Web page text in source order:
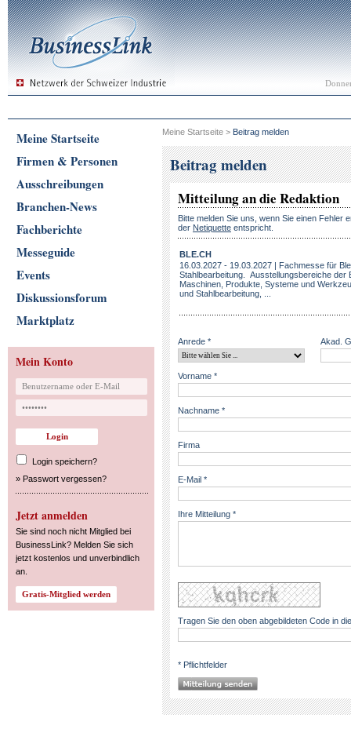
Meine Startseite
Firmen & Personen
Ausschreibungen
Branchen-News
Fachberichte
Messeguide
Events
Diskussionsforum
Marktplatz
Mein Konto
Login speichern?
» Passwort vergessen?
Jetzt anmelden
Sie sind noch nicht Mitglied bei
BusinessLink? Melden Sie sich
jetzt kostenlos und unverbindlich
an.
Meine Startseite > Beitrag melden
Beitrag melden
Mitteilung an die Redaktion
Bitte melden Sie uns, wenn Sie einen Fehler
der Netiquette entspricht.
BLE.CH
16.03.2027 - 19.03.2027 | Fachmesse für
Stahlbearbeitung. Ausstellungsbereiche der
Maschinen, Produkte, Systeme und
und Stahlbearbeitung, ...
Anrede * Akad.
Vorname *
Nachname *
Firma
E-Mail *
Ihre Mitteilung *
Tragen Sie den oben abgebildeten Code in
* Pflichtfelder